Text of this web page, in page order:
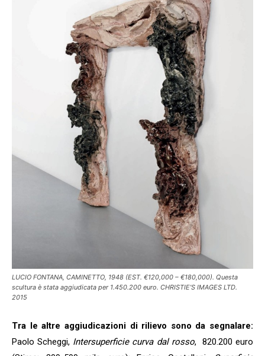
LUCIO FONTANA, CAMINETTO, 1948 (EST. €120,000 – €180,000). Questa
scultura è stata aggiudicata per 1.450.200 euro. CHRISTIE’S IMAGES LTD.
2015
Tra le altre aggiudicazioni di rilievo sono da segnalare:
Paolo Scheggi, Intersuperficie curva dal rosso, 820.200 euro